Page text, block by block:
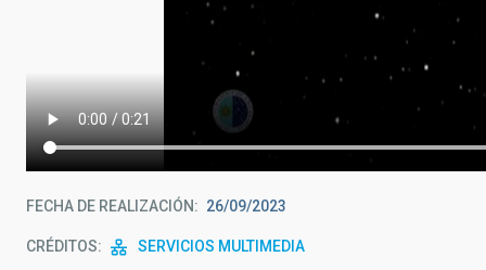
FECHA DE REALIZACIÓN 26/09/2023
CRÉDITOS SERVICIOS MULTIMEDIA